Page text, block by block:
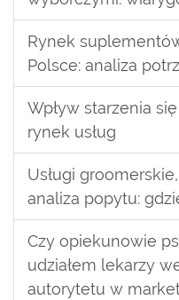
Rynek
Polsce: analiza
Wpływ starzenia
rynek usług
Usługi
analiza popytu:
Czy opiekunowie
udziałem lekarzy
autorytetu w